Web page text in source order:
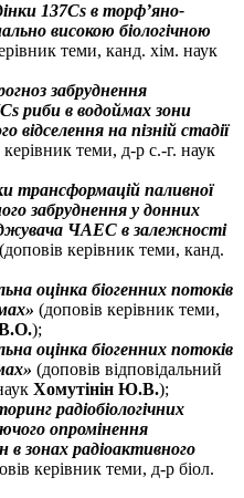
137Cs в торф’яно-
високою біологічною
теми, канд. хім. наук
забруднення
риби в водоймах зони
відселення на пізній стадії
керівник теми, д-р с.-г. наук
трансформацій паливної
забруднення у донних
ЧАЕС в залежності
(доповів керівник теми, канд.
оцінка біогенних потоків
(доповів керівник теми,
);
оцінка біогенних потоків
(доповів відповідальний
Хомутінін Ю.В.);
радіобіологічних
опромінення
в зонах радіоактивного
керівник теми, д-р біол.